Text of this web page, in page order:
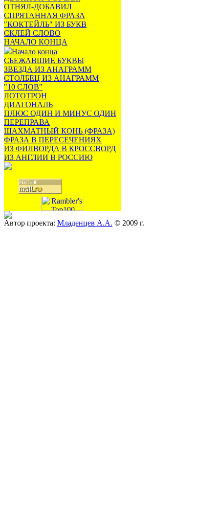
ОТНЯЛ-ДОБАВИЛ
СПРЯТАННАЯ ФРАЗА
"КОКТЕЙЛЬ" ИЗ БУКВ
СКЛЕЙ СЛОВО
НАЧАЛО КОНЦА
Начало конца
СБЕЖАВШИЕ БУКВЫ
ЗВЕЗДА ИЗ АНАГРАММ
СТОЛБЕЦ ИЗ АНАГРАММ
"10 СЛОВ"
ЛОТОТРОН
ДИАГОНАЛЬ
ПЛЮС ОДИН И МИНУС ОДИН
ПЕРЕПРАВА
ШАХМАТНЫЙ КОНЬ (ФРАЗА)
ФРАЗА В ПЕРЕСЕЧЕНИЯХ
ИЗ ФИЛВОРДА В КРОССВОРД
ИЗ АНГЛИИ В РОССИЮ
Автор проекта: Младенцев А.А. © 2009 г.